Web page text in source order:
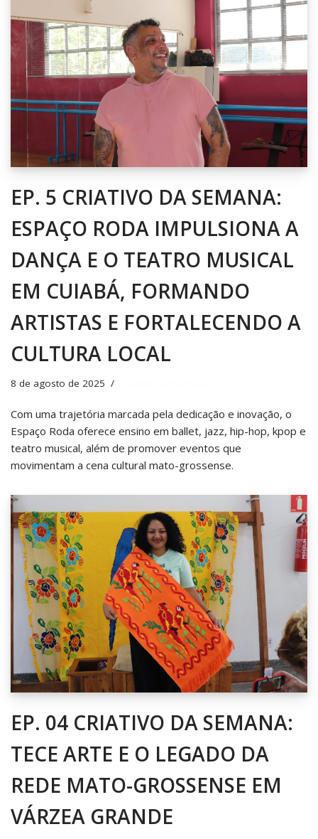
EP. 5 CRIATIVO DA SEMANA:
ESPAÇO RODA IMPULSIONA A
DANÇA E O TEATRO MUSICAL
EM CUIABÁ, FORMANDO
ARTISTAS E FORTALECENDO A
CULTURA LOCAL
8 de agosto de 2025
Com uma trajetória marcada pela dedicação e inovação, o
Espaço Roda oferece ensino em ballet, jazz, hip-hop, kpop e
teatro musical, além de promover eventos que
movimentam a cena cultural mato-grossense.
EP. 04 CRIATIVO DA SEMANA:
TECE ARTE E O LEGADO DA
REDE MATO-GROSSENSE EM
VÁRZEA GRANDE